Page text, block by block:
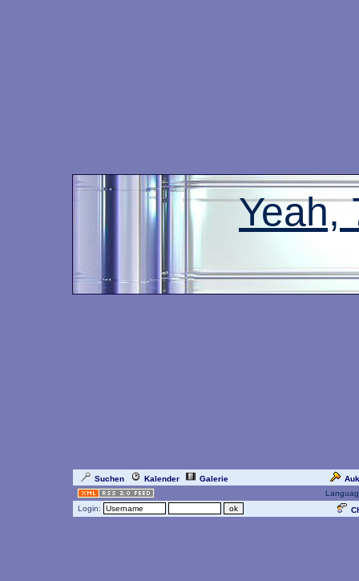
Yeah,
Suchen Kalender Galerie
Login: